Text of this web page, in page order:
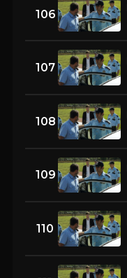
106
107
108
109
110